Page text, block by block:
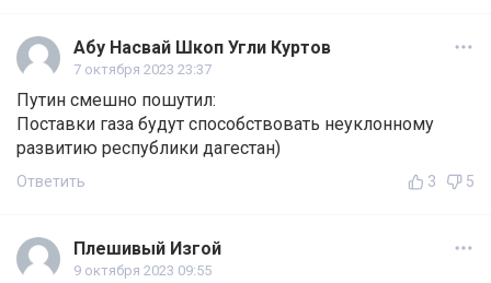
Абу Насвай Шкоп Угли Куртов
7 октября 2023 23:37
Путин смешно пошутил:
Поставки газа будут способствовать неуклонному
развитию республики дагестан)
Ответить 3 5
Плешивый Изгой
9 октября 2023 09:55